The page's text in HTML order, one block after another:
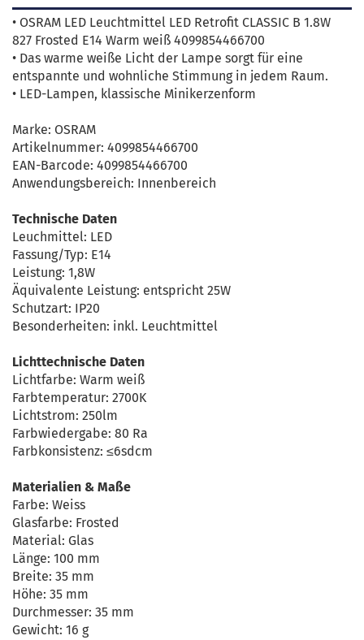
• OSRAM LED Leuchtmittel LED Retrofit CLASSIC B 1.8W
827 Frosted E14 Warm weiß 4099854466700
• Das warme weiße Licht der Lampe sorgt für eine
entspannte und wohnliche Stimmung in jedem Raum.
• LED-Lampen, klassische Minikerzenform
Marke: OSRAM
Artikelnummer: 4099854466700
EAN-Barcode: 4099854466700
Anwendungsbereich: Innenbereich
Technische Daten
Leuchmittel: LED
Fassung/Typ: E14
Leistung: 1,8W
Äquivalente Leistung: entspricht 25W
Schutzart: IP20
Besonderheiten: inkl. Leuchtmittel
Lichttechnische Daten
Lichtfarbe: Warm weiß
Farbtemperatur: 2700K
Lichtstrom: 250lm
Farbwiedergabe: 80 Ra
Farbkonsistenz: ≤6sdcm
Materialien & Maße
Farbe: Weiss
Glasfarbe: Frosted
Material: Glas
Länge: 100 mm
Breite: 35 mm
Höhe: 35 mm
Durchmesser: 35 mm
Gewicht: 16 g